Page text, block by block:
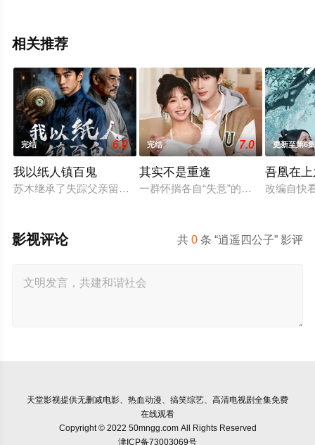
相关推荐
完结 6.0
我以纸人镇百鬼
苏木继承了失踪父亲留下的白事馆，本想低调扎纸维生，却因
完结 7.0
其实不是重逢
一群怀揣各自“失意”的年轻人，在沿
更新至第6
吾凰在
改编自快
共0 条 “逍遥四公子” 影评
影视评论
天堂影视提供无删减电影、热血动漫、搞笑综艺、高清电视剧全集免费
在线观看
Copyright © 2022 50mngg.com All Rights Reserved
津ICP备73003069号